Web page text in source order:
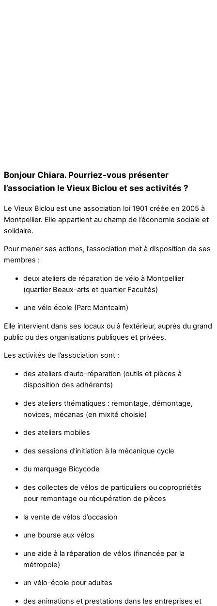
Bonjour Chiara. Pourriez-vous présenter
l’association le Vieux Biclou et ses activités ?
Le Vieux Biclou est une association loi 1901 créée en 2005 à
Montpellier. Elle appartient au champ de l’économie sociale et
solidaire.
Pour mener ses actions, l’association met à disposition de ses
membres :
deux ateliers de réparation de vélo à Montpellier
(quartier Beaux-arts et quartier Facultés)
une vélo école (Parc Montcalm)
Elle intervient dans ses locaux ou à l’extérieur, auprès du grand
public ou des organisations publiques et privées.
Les activités de l’association sont :
des ateliers d’auto-réparation (outils et pièces à
disposition des adhérents)
des ateliers thématiques : remontage, démontage,
novices, mécanas (en mixité choisie)
des ateliers mobiles
des sessions d’initiation à la mécanique cycle
du marquage Bicycode
des collectes de vélos de particuliers ou copropriétés
pour remontage ou récupération de pièces
la vente de vélos d’occasion
une bourse aux vélos
une aide à la réparation de vélos (financée par la
métropole)
un vélo-école pour adultes
des animations et prestations dans les entreprises et